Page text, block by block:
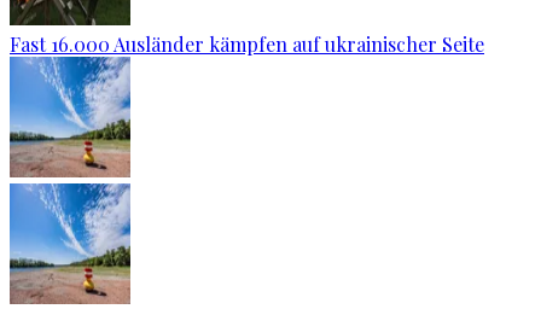
Fast 16.000 Ausländer kämpfen auf ukrainischer Seite